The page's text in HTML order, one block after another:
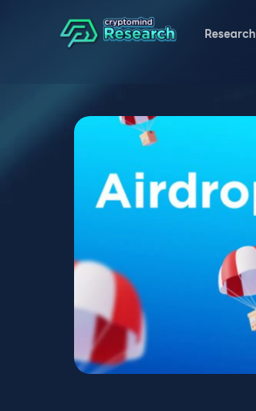
Research